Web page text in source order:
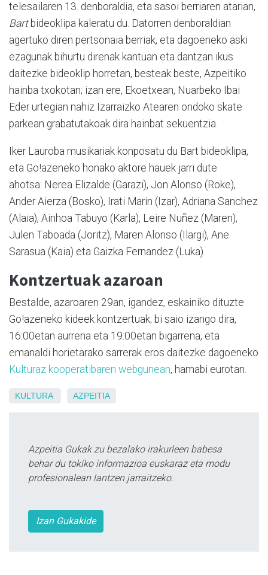
telesailaren 13. denboraldia, eta sasoi berriaren atarian,
Bartbideoklipa kaleratu du. Datorren denboraldian
agertuko diren pertsonaia berriak, eta dagoeneko aski
ezagunak bihurtu direnak kantuan eta dantzan ikus
daitezke bideoklip horretan, besteak beste, Azpeitiko
hainba txokotan; izan ere, Ekoetxean, Nuarbeko Ibai
Eder urtegian nahiz Izarraizko Atearen ondoko skate
parkean grabatutakoak dira hainbat sekuentzia.
Iker Lauroba musikariak konposatu du Bart bideoklipa,
eta Go!azeneko honako aktore hauek jarri dute
ahotsa: Nerea Elizalde (Garazi), Jon Alonso (Roke),
Ander Aierza (Bosko), Irati Marin (Izar), Adriana Sanchez
(Alaia), Ainhoa Tabuyo (Karla), Leire Nuñez (Maren),
Julen Taboada (Joritz), Maren Alonso (Ilargi), Ane
Sarasua (Kaia) eta Gaizka Fernandez (Luka).
Kontzertuak azaroan
Bestalde, azaroaren 29an, igandez, eskainiko dituzte
Go!azeneko kideek kontzertuak; bi saio izango dira,
16:00etan aurrena eta 19:00etan bigarrena, eta
emanaldi horietarako sarrerak eros daitezke dagoeneko
Kulturaz kooperatibaren webgunean, hamabi eurotan.
KULTURA AZPEITIA
Azpeitia Gukak zu bezalako irakurleen babesa
behar du tokiko informazioa euskaraz eta modu
profesionalean lantzen jarraitzeko.
Izan Gukakide